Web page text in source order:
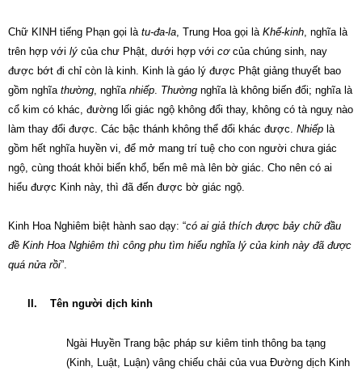
Chữ KINH tiếng Phạn gọi là tu-đa-la, Trung Hoa gọi là Khế-kinh, nghĩa là
trên hợp với lý của chư Phật, dưới hợp với cơcủa chúng sinh, nay
được bớt đi chỉ còn là kinh. Kinh là gáo lý được Phật giảng thuyết bao
gồm nghĩa thường, nghĩa nhiếp. Thường nghĩa là không biến đổi; nghĩa là
cổ kim có khác, đường lối giác ngộ không đổi thay, không có tà nguỵ nào
làm thay đổi được. Các bậc thánh không thể đổi khác được. Nhiếp là
gồm hết nghĩa huyền vi, để mở mang trí tuệ cho con người chưa giác
ngộ, cùng thoát khỏi biển khổ, bến mê mà lên bờ giác. Cho nên có ai
hiểu được Kinh này, thì đã đến được bờ giác ngộ.
Kinh Hoa Nghiêm biệt hành sao dạy: “có ai giả thích được bảy chữ đầu
đề Kinh Hoa Nghiêm thì công phu tìm hiểu nghĩa lý của kinh này đã được
quá nửa rồi”.
II. Tên người dịch kinh
Ngài Huyền Trang bậc pháp sư kiêm tinh thông ba tạng
(Kinh, Luật, Luận) vâng chiếu chải của vua Đường dịch Kinh